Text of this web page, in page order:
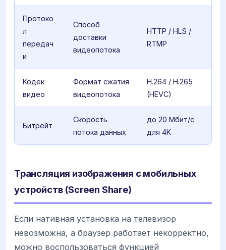
Протоко
л
передач
и
Способ
доставки
видеопотока
HTTP / HLS /
RTMP
Кодек
видео
Формат сжатия
видеопотока
H.264 / H.265
(HEVC)
Битрейт
Скорость
потока данных
до 20 Мбит/с
для 4K
Трансляция изображения с мобильных
устройств (Screen Share)
Если нативная установка на телевизор
невозможна, а браузер работает некорректно,
можно воспользоваться функцией